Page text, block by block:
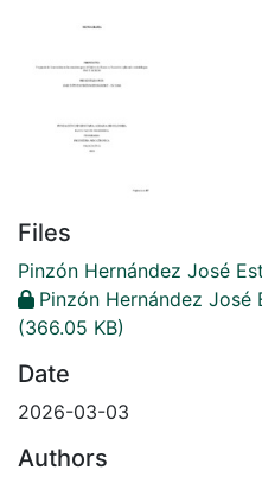
Files
Pinzón Hernández José
Pinzón Hernández
(366.05 KB)
Date
2026-03-03
Authors